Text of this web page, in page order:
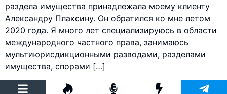
раздела имущества принадлежала моему клиенту
Александру Плаксину. Он обратился ко мне летом
2020 года. Я много лет специализируюсь в области
международного частного права, занимаюсь
мультиюрисдикционными разводами, разделами
имущества, спорами […]